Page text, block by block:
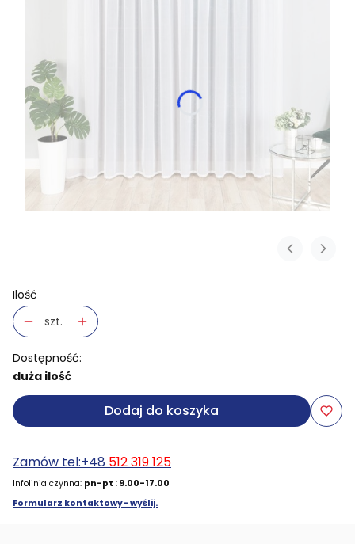
Ilość
szt.
Dostępność:
duża ilość
Dodaj do koszyka
Zamów tel:+48 512 319 125
Infolinia czynna: pn-pt : 9.00-17.00
Formularz kontaktowy- wyślij.